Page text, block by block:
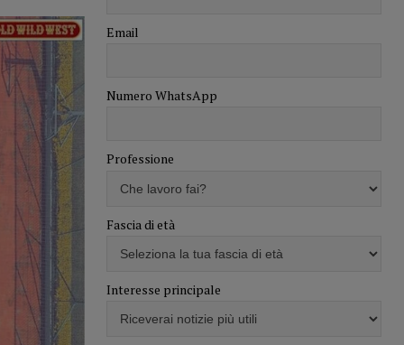
Email
Numero WhatsApp
Professione
Fascia di età
Interesse principale